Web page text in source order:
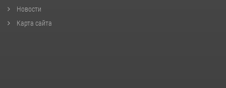
Новости
Карта сайта